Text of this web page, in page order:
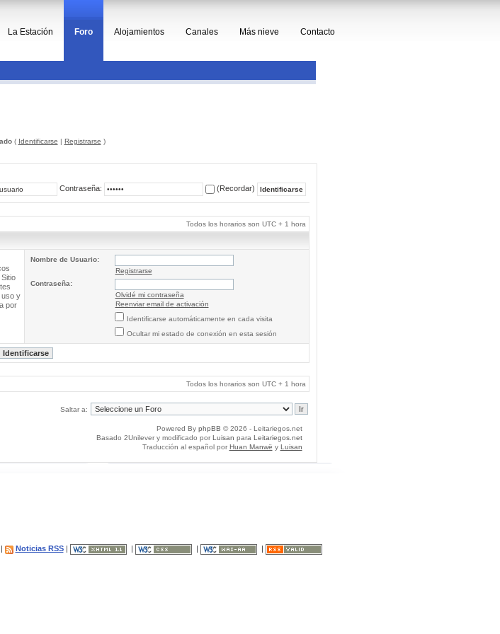
La Estación Foro Alojamientos Canales Más nieve Contacto
( Identificarse | Registrarse )
Contraseña: (Recordar)
Todos los horarios son UTC + 1 hora
uso y
por
Nombre de Usuario:
Registrarse
Contraseña:
Olvidé mi contraseña
Reenviar email de activación
Identificarse automáticamente en cada visita
Ocultar mi estado de conexión en esta sesión
Todos los horarios son UTC + 1 hora
Saltar a:
Powered By phpBB © 2026 - Leitariegos.net
Basado 2Unilever y modificado por Luisan para Leitariegos.net
Traducción al español por Huan Manwë y Luisan
Noticias RSS|